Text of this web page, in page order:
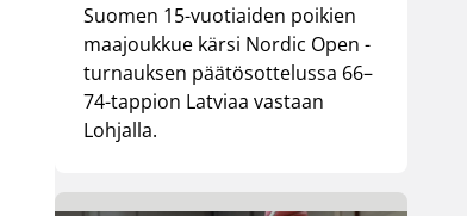
Suomen 15-vuotiaiden poikien
maajoukkue kärsi Nordic Open -
turnauksen päätösottelussa 66–
74-tappion Latviaa vastaan
Lohjalla.